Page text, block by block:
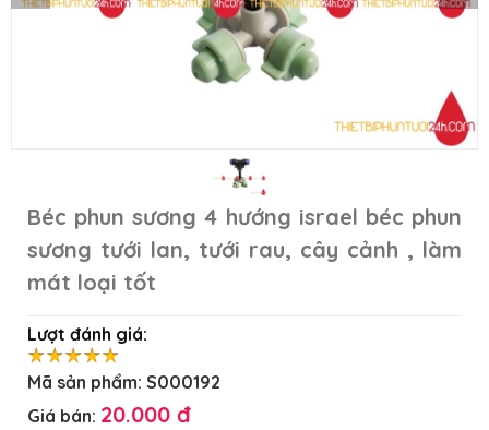
Béc phun sương 4 hướng israel béc phun
sương tưới lan, tưới rau, cây cảnh , làm
mát loại tốt
Lượt đánh giá:
Mã sản phẩm: S000192
Giá bán: 20.000 đ